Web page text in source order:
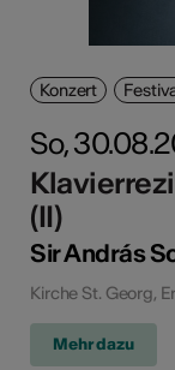
Konzert
So,
(II)
Sir András
Kirche St. Georg,
Mehr dazu